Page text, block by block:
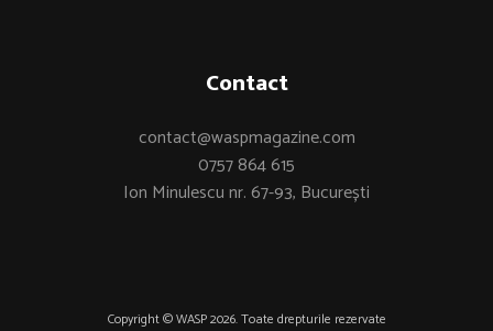
Contact
contact@waspmagazine.com
0757 864 615
Ion Minulescu nr. 67-93, București
Copyright © WASP 2026. Toate drepturile rezervate